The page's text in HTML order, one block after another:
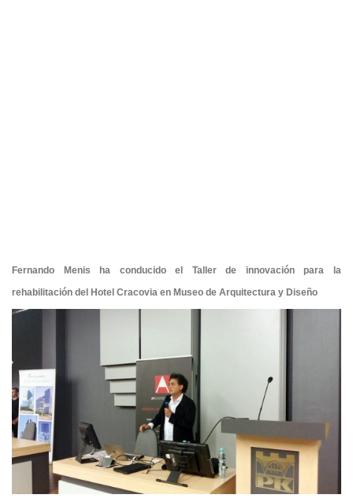
Fernando Menis ha conducido el Taller de innovación para la
rehabilitación del Hotel Cracovia en Museo de Arquitectura y Diseño